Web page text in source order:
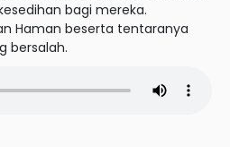
bagi mereka.
Haman beserta tentaranya
bersalah.